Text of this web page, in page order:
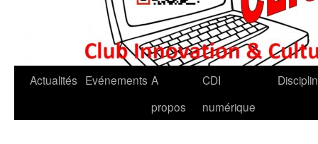
Actualités Evénements A
propos
CDI
numérique